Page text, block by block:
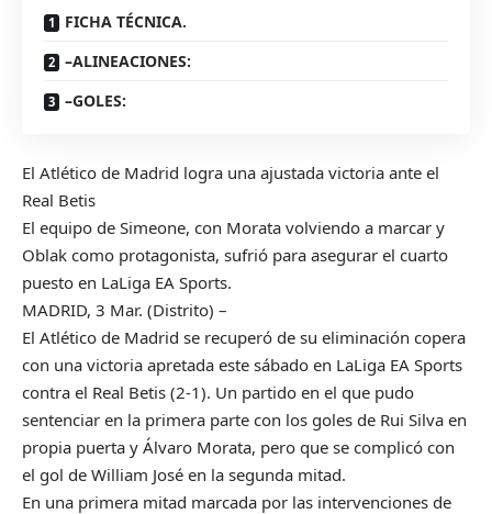
FICHA TÉCNICA.
–ALINEACIONES:
–GOLES:
El Atlético de Madrid logra una ajustada victoria ante el
Real Betis
El equipo de Simeone, con Morata volviendo a marcar y
Oblak como protagonista, sufrió para asegurar el cuarto
puesto en LaLiga EA Sports.
MADRID, 3 Mar. (Distrito) –
El Atlético de Madrid se recuperó de su eliminación copera
con una victoria apretada este sábado en LaLiga EA Sports
contra el Real Betis (2-1). Un partido en el que pudo
sentenciar en la primera parte con los goles de Rui Silva en
propia puerta y Álvaro Morata, pero que se complicó con
el gol de William José en la segunda mitad.
En una primera mitad marcada por las intervenciones de